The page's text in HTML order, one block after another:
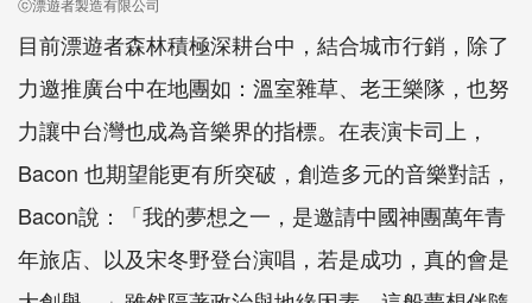
目前漂遊者森林積極深耕台中，結合城市行銷，除了
力邀推廣台中在地團如：溫室雜草、老王樂隊，也努
力讓中台灣也成為音樂界的指標。在表演卡司上，
Bacon 也期望能更有所突破，創造多元的音樂對話，
Bacon說：「我的夢想之一，是邀請中國神團萬年青
年旅店、以及宋冬野登台演唱，若是成功，真的會是